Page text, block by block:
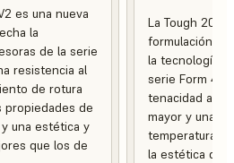
es una nueva
la
de la serie
resistencia al
de rotura
propiedades de
una estética y
que los de
La Tough
formulación
la tecnología
serie Form 4
tenacidad a la
mayor y una
temperaturas
la estética del